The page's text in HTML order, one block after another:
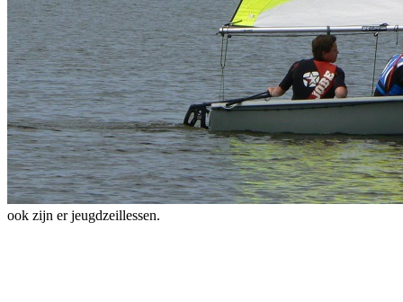
ook zijn er jeugdzeillessen.